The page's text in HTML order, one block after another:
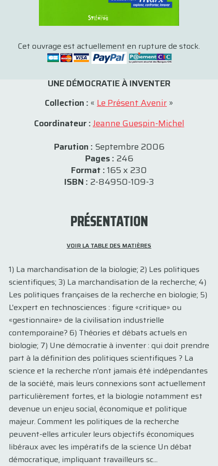
Cet ouvrage est actuellement en rupture de stock.
UNE DÉMOCRATIE À INVENTER
Collection : « Le Présent Avenir»
Coordinateur :Jeanne Guespin-Michel
Parution : Septembre 2006
Pages : 246
Format :165 x 230
ISBN : 2-84950-109-3
PRÉSENTATION
VOIR LA TABLE DES MATIÈRES
1) La marchandisation de la biologie; 2) Les politiques
scientifiques; 3) La marchandisation de la recherche; 4)
Les politiques françaises de la recherche en biologie; 5)
L'expert en technosciences : figure «critique» ou
«gestionnaire» de la civilisation industrielle
contemporaine? 6) Théories et débats actuels en
biologie; 7) Une démocratie à inventer : qui doit prendre
part à la définition des politiques scientifiques ? La
science et la recherche n'ont jamais été indépendantes
de la société, mais leurs connexions sont actuellement
particulièrement fortes, et la biologie notamment est
devenue un enjeu social, économique et politique
majeur. Comment les politiques de la recherche
peuvent-elles articuler leurs objectifs économiques
libéraux avec les impératifs de la science Un débat
démocratique, impliquant travailleurs sc...